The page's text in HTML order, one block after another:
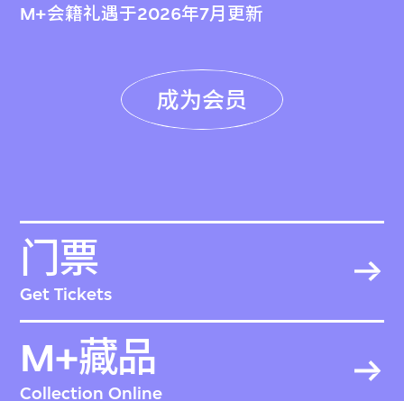
M+会籍礼遇于2026年7月更新
成为会员
门票
Get Tickets
M+藏品
Collection Online